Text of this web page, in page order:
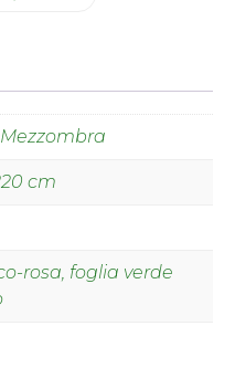
cm
rosa, foglia verde